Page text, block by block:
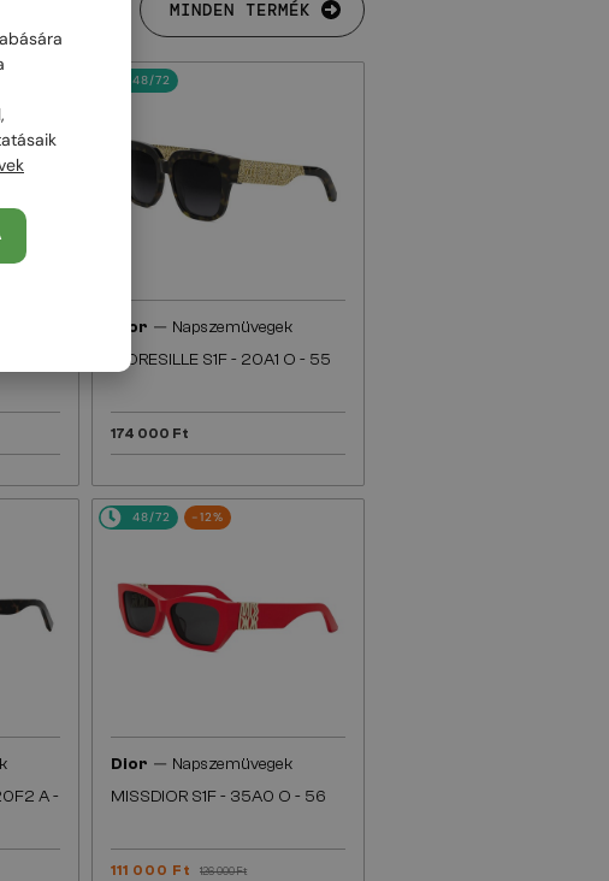
MINDEN TERMÉK
48/72
Dior — Napszemüvegek
DIORESILLE S1F - 20A1 O - 55
174 000 Ft
A -
48/72 -12%
Dior — Napszemüvegek
MISSDIOR S1F - 35A0 O - 56
111 000 Ft 126 000 Ft